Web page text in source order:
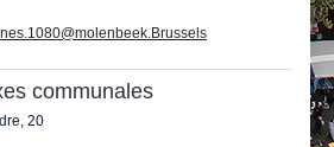
communales
20